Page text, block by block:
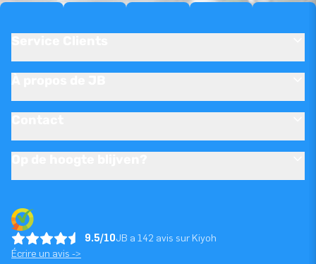
9.5/10JB a 142 avis sur Kiyoh
Écrire un avis ->